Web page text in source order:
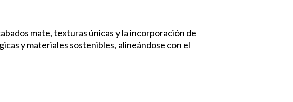
mate, texturas únicas y la incorporación de
y materiales sostenibles, alineándose con el